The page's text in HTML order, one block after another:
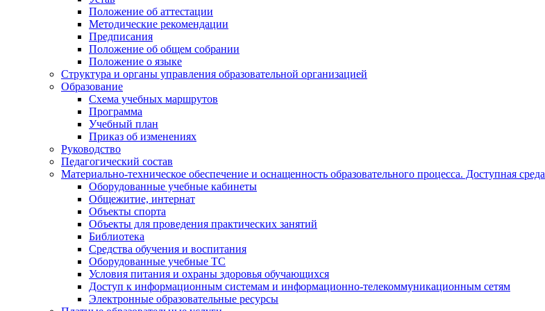
Положение об аттестации
Методические рекомендации
Предписания
Положение об общем собрании
Положение о языке
Структура и органы управления образовательной организацией
Образование
Схема учебных маршрутов
Программа
Учебный план
Приказ об изменениях
Руководство
Педагогический состав
Материально-техническое обеспечение и оснащенность образовательного процесса. Доступная среда
Оборудованные учебные кабинеты
Общежитие, интернат
Объекты спорта
Объекты для проведения практических занятий
Библиотека
Средства обучения и воспитания
Оборудованные учебные ТС
Условия питания и охраны здоровья обучающихся
Доступ к информационным системам и информационно-телекоммуникационным сетям
Электронные образовательные ресурсы